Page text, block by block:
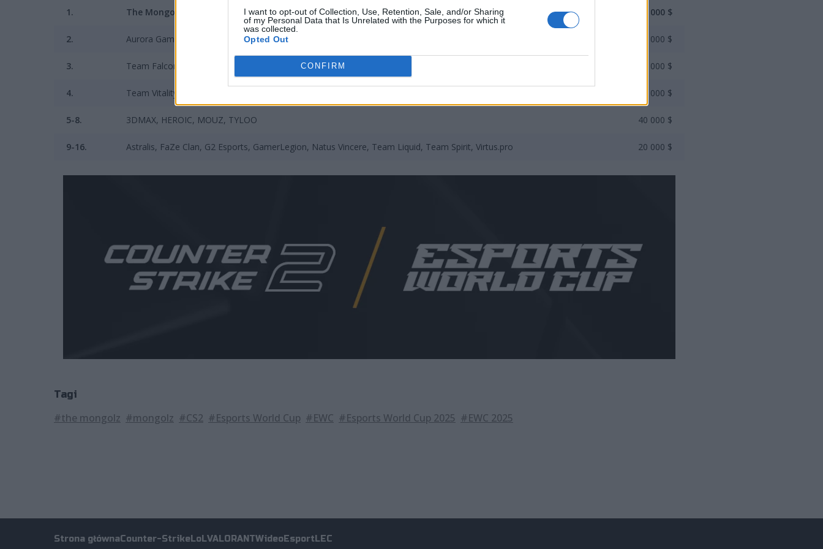
I want to opt-out of Collection, Use, Retention, Sale, and/or Sharing
of my Personal Data that Is Unrelated with the Purposes for which it
was collected.
Opted Out
CONFIRM
1. The MongolZ 500 000 $
2. Aurora Gaming 230 000 $
3. Team Falcons 130 000 $
4. Team Vitality 70 000 $
5-8. 3DMAX, HEROIC, MOUZ, TYLOO 40 000 $
9-16. Astralis, FaZe Clan, G2 Esports, GamerLegion, Natus Vincere, Team Liquid, Team Spirit, Virtus.pro 20 000 $
Tagi
#the mongolz #mongolz #CS2 #Esports World Cup #EWC #Esports World Cup 2025 #EWC 2025
Strona głównaCounter-StrikeLoLVALORANTWideoEsportLEC